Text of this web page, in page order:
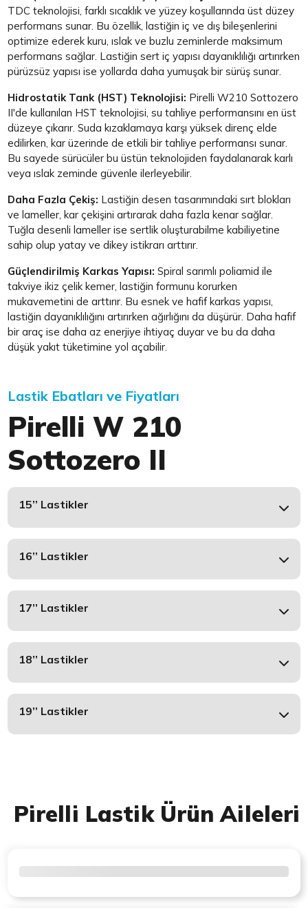
TDC teknolojisi, farklı sıcaklık ve yüzey koşullarında üst düzey
performans sunar. Bu özellik, lastiğin iç ve dış bileşenlerini
optimize ederek kuru, ıslak ve buzlu zeminlerde maksimum
performans sağlar. Lastiğin sert iç yapısı dayanıklılığı artırırken
pürüzsüz yapısı ise yollarda daha yumuşak bir sürüş sunar.
Hidrostatik Tank (HST) Teknolojisi: Pirelli W210 Sottozero
II'de kullanılan HST teknolojisi, su tahliye performansını en üst
düzeye çıkarır. Suda kızaklamaya karşı yüksek direnç elde
edilirken, kar üzerinde de etkili bir tahliye performansı sunar.
Bu sayede sürücüler bu üstün teknolojiden faydalanarak karlı
veya ıslak zeminde güvenle ilerleyebilir.
Daha Fazla Çekiş: Lastiğin desen tasarımındaki sırt blokları
ve lameller, kar çekişini artırarak daha fazla kenar sağlar.
Tuğla desenli lameller ise sertlik oluşturabilme kabiliyetine
sahip olup yatay ve dikey istikrarı arttırır.
Güçlendirilmiş Karkas Yapısı: Spiral sarımlı poliamid ile
takviye ikiz çelik kemer, lastiğin formunu korurken
mukavemetini de arttırır. Bu esnek ve hafif karkas yapısı,
lastiğin dayanıklılığını artırırken ağırlığını da düşürür. Daha hafif
bir araç ise daha az enerjiye ihtiyaç duyar ve bu da daha
düşük yakıt tüketimine yol açabilir.
Lastik Ebatları ve Fiyatları
Pirelli W 210
Sottozero II
15’’ Lastikler
16’’ Lastikler
17’’ Lastikler
18’’ Lastikler
19’’ Lastikler
Pirelli Lastik Ürün Aileleri